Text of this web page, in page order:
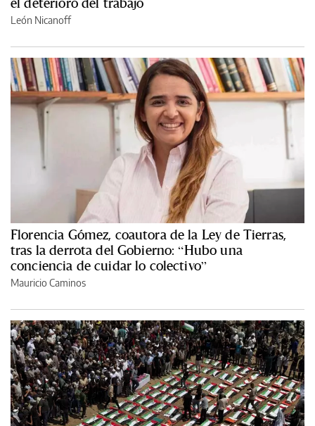
León Nicanoff
Florencia Gómez, coautora de la Ley de Tierras,
tras la derrota del Gobierno: “Hubo una
conciencia de cuidar lo colectivo”
Mauricio Caminos